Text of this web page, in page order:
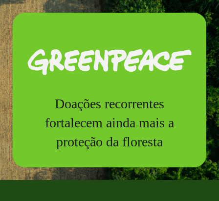
Doações recorrentes
fortalecem ainda mais a
proteção da floresta